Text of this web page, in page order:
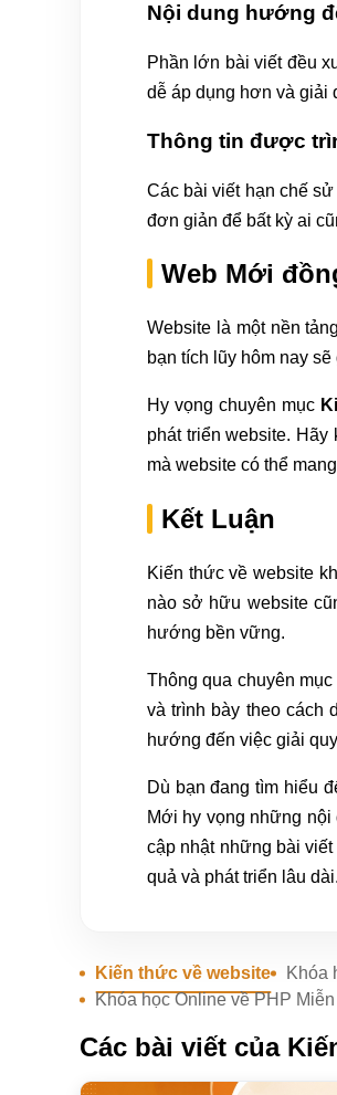
Nội dung hướng
Phần lớn bài viết đều
dễ áp dụng hơn và giải
Thông tin được
Các bài viết hạn chế
đơn giản để bất kỳ ai
Web Mới
Website là một nền
bạn tích lũy hôm nay
Hy vọng chuyên mục
phát triển website.
mà website có thể
Kết Luận
Kiến thức về website
nào sở hữu website
hướng bền vững.
Thông qua chuyên mục
và trình bày theo cách
hướng đến việc giải
Dù bạn đang tìm hiểu
Mới hy vọng những nội
cập nhật những bài
quả và phát triển lâu dài.
Kiến thức về website Khóa
Khóa học Online về PHP
Các bài viết của